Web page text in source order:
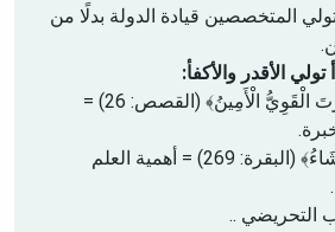
المتخصصين قيادة الدولة بدلًا من
الأقدر والأكفأ:
﴿إِنَّ خَيْرَ مَنِ اسْتَأْجَرْتَ الْقَوِيُّ الْأَمِينُ﴾ (القصص: 26) =
﴿يُؤْتِي الْحِكْمَةَ مَن يَشَاءُ﴾ (البقرة: 269) = أهمية العلم
التحريضي ..